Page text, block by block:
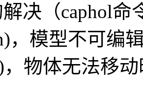
决（caphol
，模型不可编
，物体无法移